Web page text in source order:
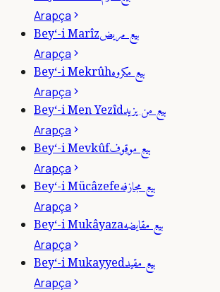
Arapça
Bey‘-i Marîzبيع مريض
Arapça
Bey‘-i Mekrûhبيع مكروه
Arapça
Bey‘-i Men Yezîdبيع من يزيد
Arapça
Bey‘-i Mevkûfبيع موقوف
Arapça
Bey‘-i Mücâzefeبيع مجازفه
Arapça
Bey‘-i Mukâyazaبيع مقايضه
Arapça
Bey‘-i Mukayyedبيع مقيد
Arapça